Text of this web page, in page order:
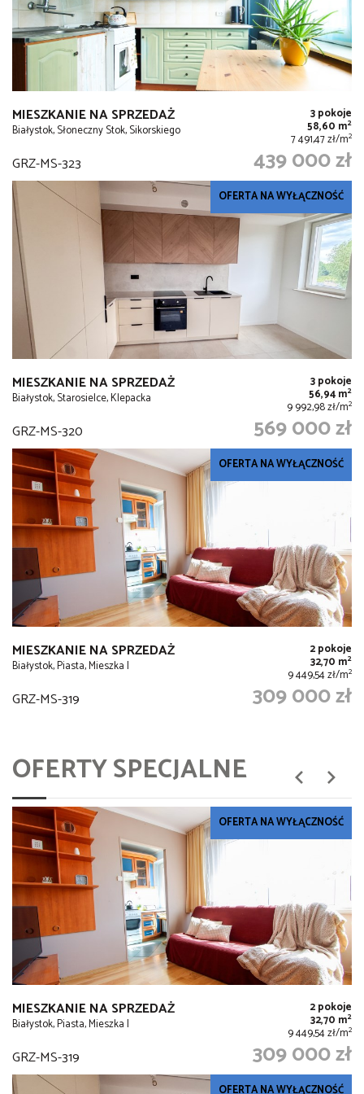
MIESZKANIE NA SPRZEDAŻ
Białystok, Słoneczny Stok, Sikorskiego
3 pokoje
58,60 m2
7 491,47 zł/m2
GRZ-MS-323 439 000 zł
OFERTA NA WYŁĄCZNOŚĆ
MIESZKANIE NA SPRZEDAŻ
Białystok, Starosielce, Klepacka
3 pokoje
56,94 m2
9 992,98 zł/m2
GRZ-MS-320 569 000 zł
OFERTA NA WYŁĄCZNOŚĆ
MIESZKANIE NA SPRZEDAŻ
Białystok, Piasta, Mieszka I
2 pokoje
32,70 m2
9 449,54 zł/m2
GRZ-MS-319 309 000 zł
OFERTY SPECJALNE
OFERTA NA WYŁĄCZNOŚĆ
MIESZKANIE NA SPRZEDAŻ
Białystok, Piasta, Mieszka I
2 pokoje
32,70 m2
9 449,54 zł/m2
GRZ-MS-319 309 000 zł
OFERTA NA WYŁĄCZNOŚĆ